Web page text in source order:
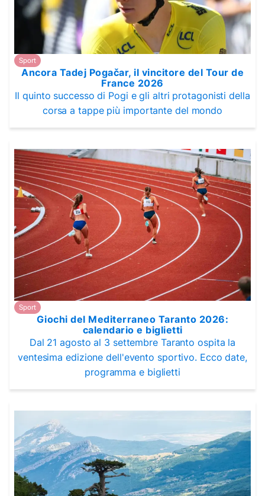
Sport
Ancora Tadej Pogačar, il vincitore del Tour de
France 2026
Il quinto successo di Pogi e gli altri protagonisti della
corsa a tappe più importante del mondo
Sport
Giochi del Mediterraneo Taranto 2026:
calendario e biglietti
Dal 21 agosto al 3 settembre Taranto ospita la
ventesima edizione dell'evento sportivo. Ecco date,
programma e biglietti